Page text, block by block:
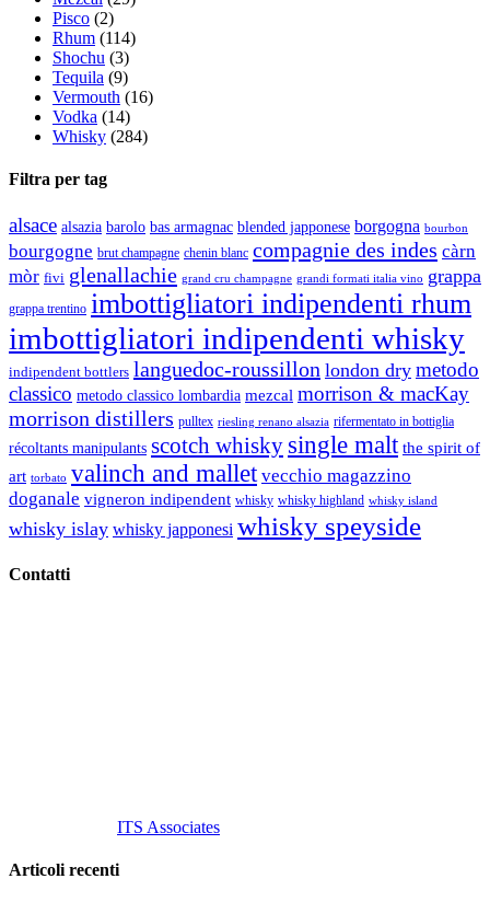
Pisco (2)
Rhum (114)
Shochu (3)
Tequila (9)
Vermouth (16)
Vodka (14)
Whisky (284)
Filtra per tag
alsace alsazia barolo bas armagnac blended japponese borgogna bourbon
bourgogne brut champagne chenin blanc compagnie des indes càrn
mòr fivi glenallachie grand cru champagne grandi formati italia vino grappa
grappa trentino imbottigliatori indipendenti rhum
imbottigliatori indipendenti whisky
indipendent bottlers languedoc-roussillon london dry metodo
classico metodo classico lombardia mezcal morrison & macKay
morrison distillers pulltex riesling renano alsazia rifermentato in bottiglia
récoltants manipulants scotch whisky single malt the spirit of
art torbato valinch and mallet vecchio magazzino
doganale vigneron indipendent whisky whisky highland whisky island
whisky islay whisky japponesi whisky speyside
Contatti
ITS Associates
Articoli recenti